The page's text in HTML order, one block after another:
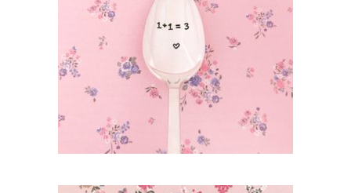
PETITE CUILLÈRE GRAVÉE VINTAGE : 1+1=3
35,00€
AJOUTER AU PANIER